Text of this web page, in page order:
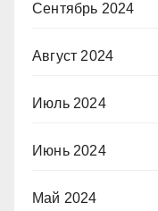
Сентябрь 2024
Август 2024
Июль 2024
Июнь 2024
Май 2024